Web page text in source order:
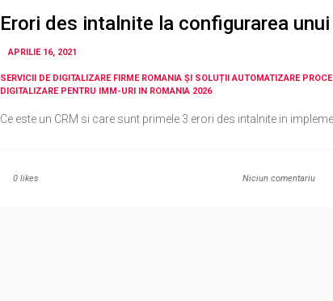
Erori des intalnite la configurarea unui
APRILIE 16, 2021
SERVICII DE DIGITALIZARE FIRME ROMANIA ȘI SOLUȚII AUTOMATIZARE
DIGITALIZARE PENTRU IMM-URI IN ROMANIA 2026
Ce este un CRM si care sunt primele 3 erori des intalnite in
0 likes Niciun comentariu